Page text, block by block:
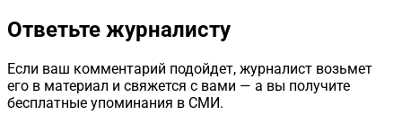
Ответьте журналисту
Если ваш комментарий подойдет, журналист возьмет
его в материал и свяжется с вами — а вы получите
бесплатные упоминания в СМИ.